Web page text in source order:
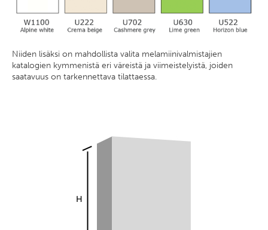
Niiden lisäksi on mahdollista valita melamiinivalmistajien
katalogien kymmenistä eri väreistä ja viimeistelyistä, joiden
saatavuus on tarkennettava tilattaessa.